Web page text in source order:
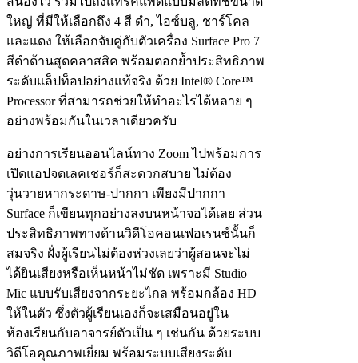
ใหญ่ ที่มีให้เลือกถึง 4 สี ดำ, ไอซ์บลู, ชาร์โคล
และแดง ให้เลือกจับคู่กับตัวเครื่อง Surface Pro 7
สีดำด้านสุดคลาสสิค พร้อมตอกย้ำประสิทธิภาพ
ระดับแล็ปท็อปอย่างแท้จริง ด้วย Intel® Core™
Processor ที่สามารถช่วยให้ทำอะไรได้หลาย ๆ
อย่างพร้อมกันในเวลาเดียวครับ
อย่างการเรียนออนไลน์ทาง Zoom ไปพร้อมการ
เปิดแอปจดเลคเชอร์ก็สะดวกสบาย ไม่ต้อง
วุ่นวายหากระดาษ-ปากกา เพียงมีปากกา
Surface ก็เขียนทุกอย่างลงบนหน้าจอได้เลย ส่วน
ประสิทธิภาพทางด้านวิดีโอคอนเฟอเรนซ์นั้นก็
สมจริง ฝั่งผู้เรียนไม่ต้องห่วงเลยว่าผู้สอนจะไม่
ได้ยินเสียงหรือเห็นหน้าไม่ชัด เพราะมี Studio
Mic แบบรับเสียงจากระยะไกล พร้อมกล้อง HD
ให้ในตัว ซึ่งตัวผู้เรียนเองก็จะเสมือนอยู่ใน
ห้องเรียนกับอาจารย์ตัวเป็น ๆ เช่นกัน ด้วยระบบ
วิดีโอคุณภาพเยี่ยม พร้อมระบบเสียงระดับ